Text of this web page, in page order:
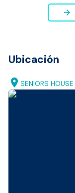
arrow_forward
Ubicación
location_on SENIORS HOUSE